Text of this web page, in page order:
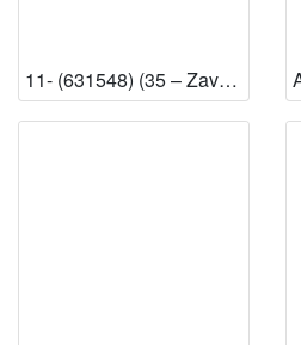
11- (631548) (35 – Zavod za povijesne i društvene znanosti u Rijeci) [Dostupno]